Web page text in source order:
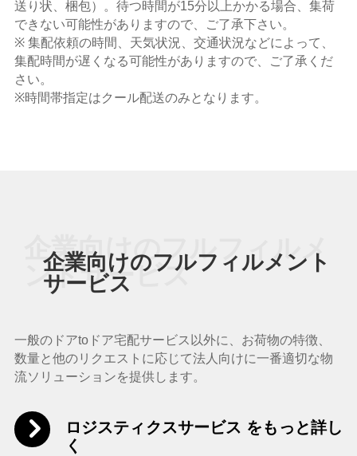
送り状、梱包）。待つ時間が15分以上かかる場合、集荷
できない可能性がありますので、ご了承下さい。
※ 集配依頼の時間、天気状況、交通状況などによって、
集配時間が遅くなる可能性がありますので、ご了承くだ
さい。
※時間帯指定はクール配送のみとなります。
企業向けのフルフィルメ
ントサービス
企業向けのフルフィルメント
サービス
一般のドアtoドア宅配サービス以外に、お荷物の特徴、
数量と他のリクエストに応じて法人向けに一番適切な物
流ソリューションを提供します。
ロジスティクスサービス をもっと詳し
く